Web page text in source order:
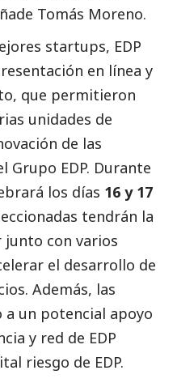
Tomás Moreno.
startups, EDP
en línea y
que permitieron
unidades de
de las
Grupo EDP. Durante
los días 16 y 17
tendrán la
con varios
el desarrollo de
Además, las
un potencial apoyo
y red de EDP
riesgo de EDP.